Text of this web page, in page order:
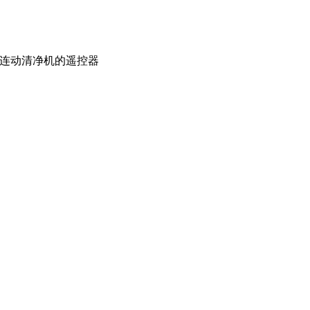
动清净机的遥控器